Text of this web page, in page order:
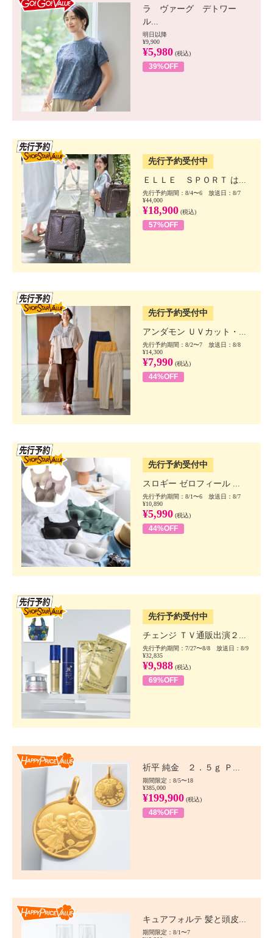
ラ ヴァーグ デトワー
ル...
明日以降
¥9,900
¥5,980 (税込)
39%OFF
先行予約受付中
ＥＬＬＥ ＳＰＯＲＴ は...
先行予約期間：8/4〜6 放送日：8/7
¥44,000
¥18,900 (税込)
57%OFF
先行予約受付中
アンダモン ＵＶカット・...
先行予約期間：8/2〜7 放送日：8/8
¥14,300
¥7,990 (税込)
44%OFF
先行予約受付中
スロギー ゼロフィール ...
先行予約期間：8/1〜6 放送日：8/7
¥10,890
¥5,990 (税込)
44%OFF
先行予約受付中
チェンジ ＴＶ通販出演２...
先行予約期間：7/27〜8/8 放送日：8/9
¥32,835
¥9,988 (税込)
69%OFF
祈平 純金 ２．５ｇ Ｐ...
期間限定：8/5〜18
¥385,000
¥199,900 (税込)
48%OFF
キュアフォルテ 髪と頭皮...
期間限定：8/1〜7